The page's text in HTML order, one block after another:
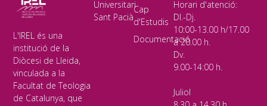
L'IREL és una
institució de la
Diòcesi de Lleida,
vinculada a la
Facultat de Teologia
de Catalunya, que
Cap
d'Estudis
Documentació
Universitari
Sant Pacià
Horari d'atenció:
Dl.-Dj.
10:00-13.00 h/17.00
a 20.00 h.
Dv.
9.00-14:00 h.
Juliol